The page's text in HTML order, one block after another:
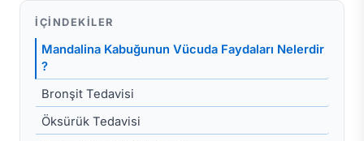
İÇINDEKILER
Mandalina Kabuğunun Vücuda Faydaları Nelerdir
?
Bronşit Tedavisi
Öksürük Tedavisi